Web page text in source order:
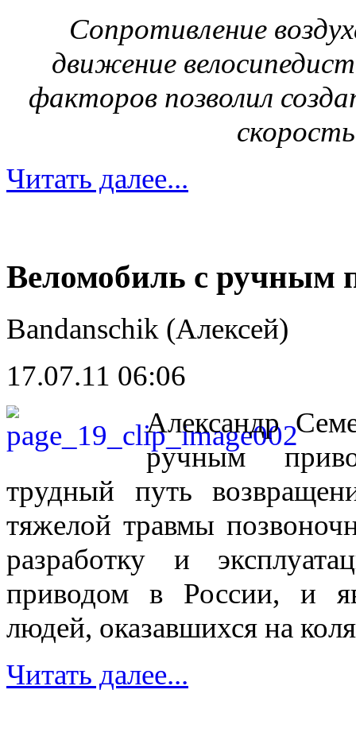
Сопротивление
движение
факторов позволил
Читать далее...
Веломобиль с ручным
Bandanschik (Алексей)
17.07.11 06:06
Александр
ручным
трудный путь
тяжелой травмы
разработку и
приводом в России, и
людей, оказавшихся на
Читать далее...